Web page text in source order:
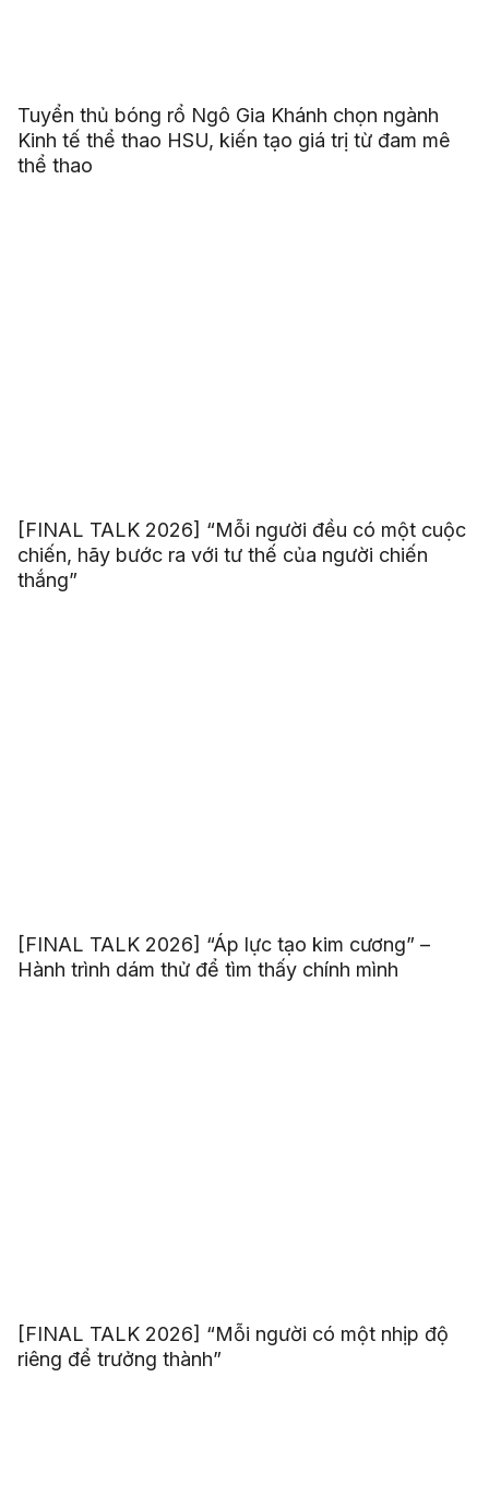
Tuyển thủ bóng rổ Ngô Gia Khánh chọn ngành
Kinh tế thể thao HSU, kiến tạo giá trị từ đam mê
thể thao
[FINAL TALK 2026] “Mỗi người đều có một cuộc
chiến, hãy bước ra với tư thế của người chiến
thắng”
[FINAL TALK 2026] “Áp lực tạo kim cương” –
Hành trình dám thử để tìm thấy chính mình
[FINAL TALK 2026] “Mỗi người có một nhịp độ
riêng để trưởng thành”